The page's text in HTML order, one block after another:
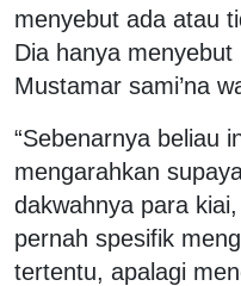
menyebut ada atau
Dia hanya
Mustamar sami’na
“Sebenarnya beliau
mengarahkan
dakwahnya para
pernah spesifik
tertentu, apalagi